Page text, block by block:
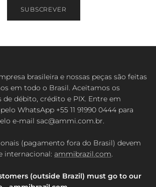
SUBSCREVER
brasileira e nossas peças são feitas
em todo o Brasil. Aceitamos os
de débito, crédito e PIX. Entre em
WhatsApp +55 11 91990 0444 para
e-mail sac@ammi.com.br.
(pagamento fora do Brasil) devem
internacional: ammibrazil.com.
(outside Brazil) must go to our